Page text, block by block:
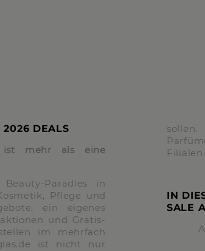
2026 DEALS
ist mehr als eine
Paradies in
Pflege und
ein eigenes
und Gratis-
im mehrfach
ist nicht nur
IN
SALE